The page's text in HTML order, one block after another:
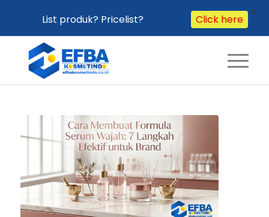
List produk? Pricelist? Click here
X